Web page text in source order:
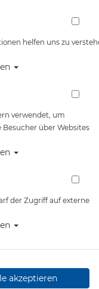
Reisen
Dive Arm Kit #
helfen uns zu
verwendet, um
Besucher über Websites
der Zugriff auf externe
akzeptieren